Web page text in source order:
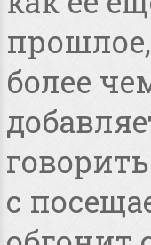
более
с